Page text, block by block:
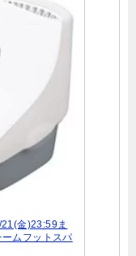
金)23:59ま
ムフットスパ